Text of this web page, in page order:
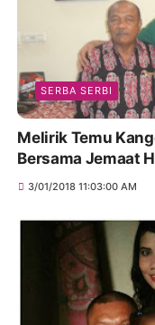
SERBA SERBI
Melirik Temu
Bersama Jemaat
3/01/2018 11:03:00 AM